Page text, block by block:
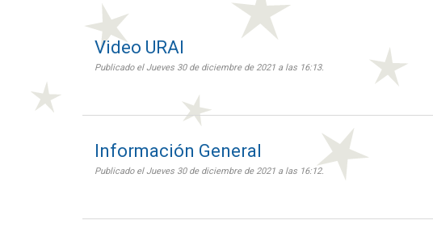
Video URAI
Publicado el Jueves 30 de diciembre de 2021 a las 16:13.
Información General
Publicado el Jueves 30 de diciembre de 2021 a las 16:12.